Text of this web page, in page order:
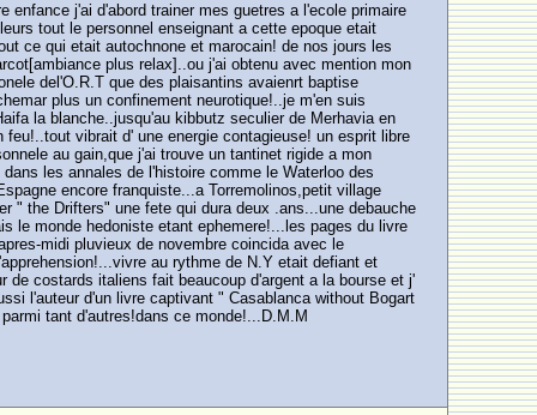
j'ai d'abord trainer mes guetres a l'ecole primaire
tout le personnel enseignant a cette epoque etait
ce qui etait autochnone et marocain! de nos jours les
plus relax]..ou j'ai obtenu avec mention mon
del'O.R.T que des plaisantins avaienrt baptise
plus un confinement neurotique!..je m'en suis
la blanche..jusqu'au kibbutz seculier de Merhavia en
vibrait d' une energie contagieuse! un esprit libre
au gain,que j'ai trouve un tantinet rigide a mon
les annales de l'histoire comme le Waterloo des
encore franquiste...a Torremolinos,petit village
" the Drifters" une fete qui dura deux .ans...une debauche
le monde hedoniste etant ephemere!...les pages du livre
midi pluvieux de novembre coincida avec le
au rythme de N.Y etait defiant et
de costards italiens fait beaucoup d'argent a la bourse et j'
l'auteur d'un livre captivant " Casablanca without Bogart
tant d'autres!dans ce monde!...D.M.M